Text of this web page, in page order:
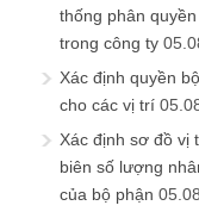
thống phân
trong công ty
Xác định quyền
cho các vị trí
Xác định sơ đồ vị
biên số lượng
của bộ phận